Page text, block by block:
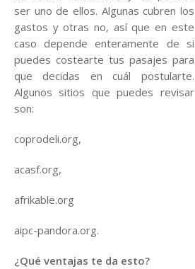
ser uno de ellos. Algunas cubren los
gastos y otras no, así que en este
caso depende enteramente de si
puedes costearte tus pasajes para
que decidas en cuál postularte.
Algunos sitios que puedes revisar
son:
coprodeli.org,
acasf.org,
afrikable.org
aipc-pandora.org.
¿Qué ventajas te da esto?